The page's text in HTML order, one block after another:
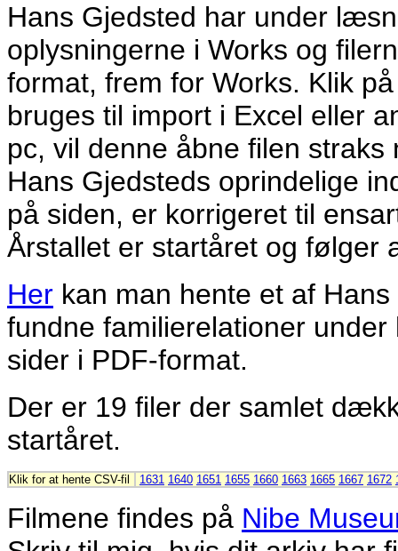
Hans Gjedsted har under
oplysningerne i Works og
format, frem for Works. Klik
bruges til import i Excel eller
pc, vil denne åbne filen
Hans Gjedsteds oprindelige
på siden, er korrigeret til
Årstallet er startåret og følger
Her kan man hente et af
fundne familierelationer
sider i PDF-format.
Der er 19 filer der samlet
startåret.
Klik for at hente CSV-fil 1631 1640 1651 1655 1660 1663 1665 1667 1672
Filmene findes på Nibe